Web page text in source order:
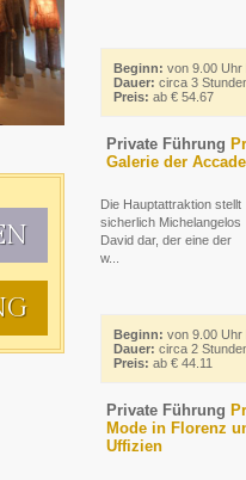
Beginn: von 9.00 Uhr
Dauer: circa 3
Preis: ab € 54.67
Private Führung
Galerie der
Die Hauptattraktion stellt
sicherlich Michelangelos
David dar, der eine der
w...
Beginn: von 9.00 Uhr
Dauer: circa 2
Preis: ab € 44.11
Private Führung
Mode in Florenz
Uffizien